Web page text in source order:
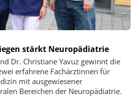
stärkt Neuropädiatrie
Dr. Christiane Yavuz gewinnt die
erfahrene Fachärztinnen für
mit ausgewiesener
Bereichen der Neuropädiatrie.